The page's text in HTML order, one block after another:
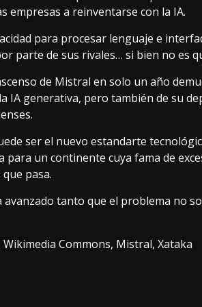
empresas a reinventarse con la IA.
para procesar lenguaje e
parte de sus rivales… si bien no es
de Mistral en solo un año
IA generativa, pero también de su
ser el nuevo estandarte
para un continente cuya fama de
pasa.
avanzado tanto que el problema no
Commons, Mistral, Xataka